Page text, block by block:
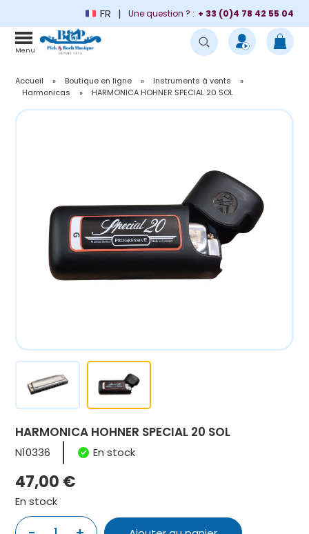
FR Une question ? : + 33 (0)4 78 42 55 04
Menu
Accueil » Boutique en ligne » Instruments à vents
»
Harmonicas
» HARMONICA HOHNER SPECIAL 20 SOL
HARMONICA HOHNER SPECIAL 20 SOL
N10336 En stock
47,00 €
En stock